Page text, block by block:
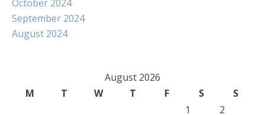
October 2024
September 2024
August 2024
August 2026
M
T W T F S
S
1
2